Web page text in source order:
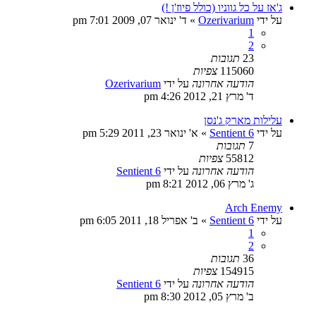
ג'אז על כל גווניו (כולל פיוז'ן !)
על ידי Ozerivarium
» ד' ינואר 07, 2009 7:01 pm
1
2
23 תגובות
115060 צפיות
הודעה אחרונה על ידי Ozerivarium
ד' מרץ 21, 2012 4:26 pm
עלילות מארק ג'נסן
על ידי Sentient 6
» א' ינואר 23, 2011 5:29 pm
7 תגובות
55812 צפיות
הודעה אחרונה על ידי Sentient 6
ג' מרץ 06, 2012 8:21 pm
Arch Enemy
על ידי Sentient 6
» ב' אפריל 18, 2011 6:05 pm
1
2
36 תגובות
154915 צפיות
הודעה אחרונה על ידי Sentient 6
ב' מרץ 05, 2012 8:30 pm